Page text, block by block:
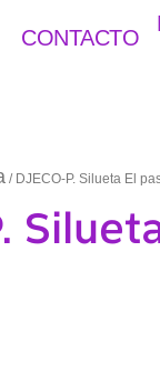
CONTACTO
/ DJECO-P. Silueta El